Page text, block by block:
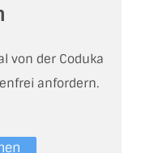
von der Coduka
anfordern.